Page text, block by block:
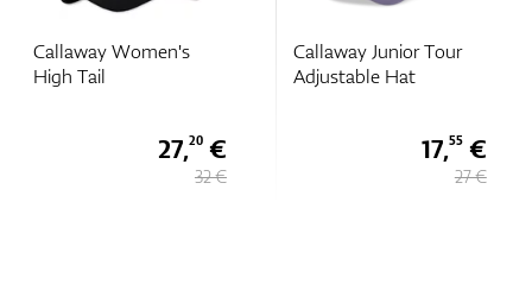
Callaway Women's
High Tail
27,20€
32 €
Callaway Junior Tour
Adjustable Hat
17,55€
27 €